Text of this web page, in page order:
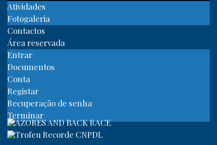
Atividades
Fotogaleria
Contactos
Área reservada
Entrar
Documentos
Conta
Registar
Recuperação de senha
Terminar